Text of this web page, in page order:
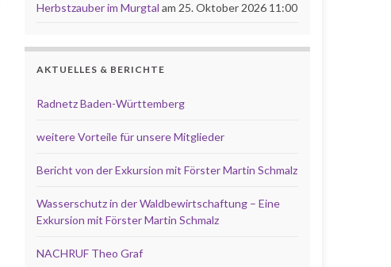
Herbstzauber im Murgtal am 25. Oktober 2026 11:00
AKTUELLES & BERICHTE
Radnetz Baden-Württemberg
weitere Vorteile für unsere Mitglieder
Bericht von der Exkursion mit Förster Martin Schmalz
Wasserschutz in der Waldbewirtschaftung – Eine
Exkursion mit Förster Martin Schmalz
NACHRUF Theo Graf